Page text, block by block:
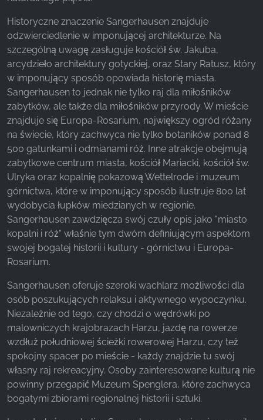
Historyczne znaczenie Sangerhausen znajduje
odzwierciedlenie w imponującej architekturze. Na
szczególną uwagę zasługuje kościół św. Jakuba,
arcydzieło architektury gotyckiej, oraz Stary Ratusz, który
w imponujący sposób opowiada historię miasta.
Sangerhausen to jednak nie tylko raj dla miłośników
zabytków, ale także dla miłośników przyrody. W mieście
znajduje się Europa-Rosarium, największy ogród różany
na świecie, który zachwyca nie tylko botaników ponad 8
500 gatunkami i odmianami róż. Inne atrakcje obejmują
zabytkowe centrum miasta, kościół Mariacki, kościół św.
Ulryka oraz kopalnię pokazową Wettelrode i muzeum
górnictwa, które w imponujący sposób ilustruje 800 lat
wydobycia łupków miedzianych w regionie.
Sangerhausen zawdzięcza swój czuły opis jako "miasto
kopalni i róż" właśnie tym dwóm definiującym aspektom
swojej bogatej historii i kultury - górnictwu i Europa-
Rosarium.
Sangerhausen oferuje szeroki wachlarz możliwości dla
osób poszukujących relaksu i aktywnego wypoczynku.
Niezależnie od tego, czy chodzi o wędrówki po
malowniczych krajobrazach Harzu, jazdę na rowerze
wzdłuż południowej ścieżki rowerowej Harzu, czy też
spokojny spacer po mieście - każdy znajdzie tu swój
własny raj rekreacyjny. Osoby zainteresowane kulturą nie
powinny przegapić Muzeum Spenglera, które zachwyca
bogatymi zbiorami regionalnej historii i sztuki.
Facebook Pixel
Name:
_fbp, fr, _fbq, fbq
Provider:
Facebook Ireland Ltd.
Purpose:
Pomiar reklam i marketing
Cookie duration:
3 miesiące - 1 rok
STATYSTYKI
Statystyczne pliki cookie zbierają informacje
anonimowo. Informacje te pomagają nam
zrozumieć, w jaki sposób odwiedzający korzystają
Google Analytics
Name:
_ga, _gid, _gac_gb_
Provider:
Google LLC
Purpose:
Zbieranie statystyk dotyczących korzystania z